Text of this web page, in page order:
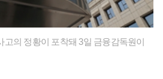
의 정황이 포착돼 3일 금융감독원이